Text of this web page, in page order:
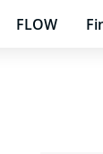
FLOW